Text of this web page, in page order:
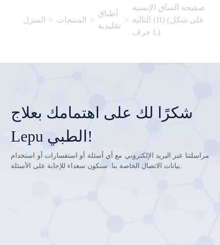
المنزل > المنتجات >
أطباق
تقليدية
>
صفيحة الساق الإنسية
التالية (II) (على شكل
حرف L)
شكرًا لك على اهتمامك بعلاج
Lepu الطبي!
مراسلتنا عبر البريد الإلكتروني مع أي أسئلة أو استفسارات أو استخدام
بيانات الاتصال الخاصة بنا. سنكون سعداء للإجابة على الأسئلة.